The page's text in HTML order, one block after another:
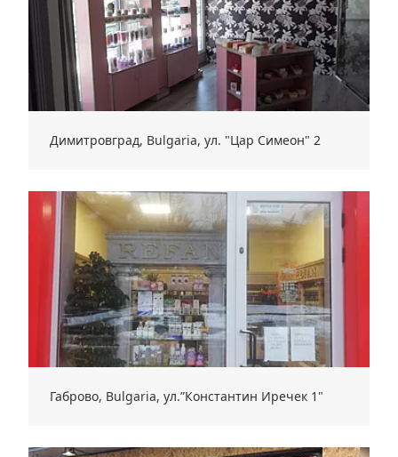
Димитровград, Bulgaria, ул. "Цар Симеон" 2
Габрово, Bulgaria, ул.”Константин Иречек 1"